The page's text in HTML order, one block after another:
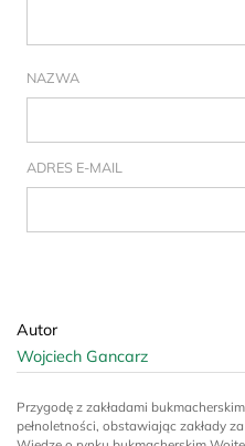
NAZWA
ADRES E-MAIL
Autor
Wojciech Gancarz
Przygodę z zakładami
pełnoletności, obstawiając zakłady